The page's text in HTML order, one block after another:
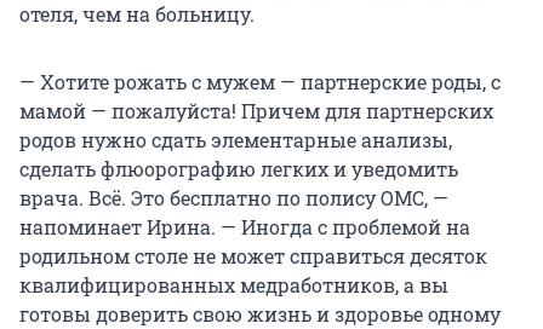
отеля, чем на больницу.
— Хотите рожать с мужем — партнерские роды, с
мамой — пожалуйста! Причем для партнерских
родов нужно сдать элементарные анализы,
сделать флюорографию легких и уведомить
врача. Всё. Это бесплатно по полису ОМС, —
напоминает Ирина. — Иногда с проблемой на
родильном столе не может справиться десяток
квалифицированных медработников, а вы
готовы доверить свою жизнь и здоровье одному